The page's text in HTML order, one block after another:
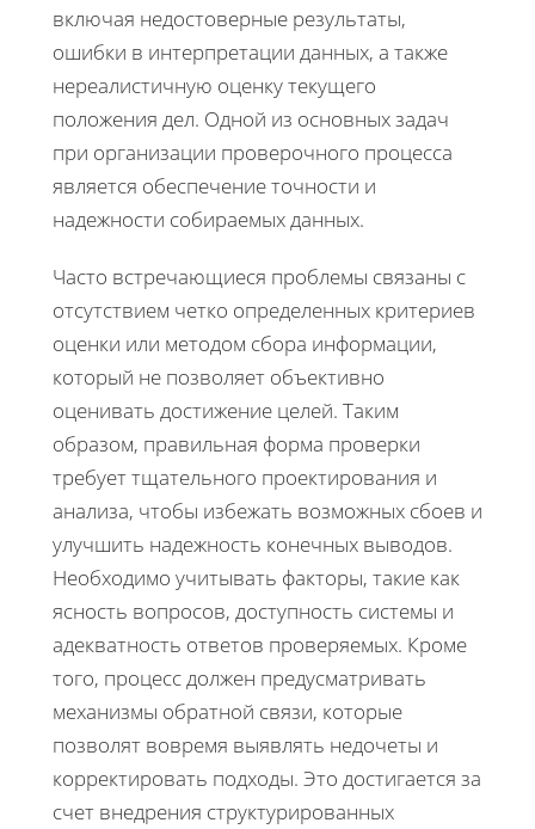
включая недостоверные результаты,
ошибки в интерпретации данных, а также
нереалистичную оценку текущего
положения дел. Одной из основных задач
при организации проверочного процесса
является обеспечение точности и
надежности собираемых данных.
Часто встречающиеся проблемы связаны с
отсутствием четко определенных критериев
оценки или методом сбора информации,
который не позволяет объективно
оценивать достижение целей. Таким
образом, правильная форма проверки
требует тщательного проектирования и
анализа, чтобы избежать возможных сбоев и
улучшить надежность конечных выводов.
Необходимо учитывать факторы, такие как
ясность вопросов, доступность системы и
адекватность ответов проверяемых. Кроме
того, процесс должен предусматривать
механизмы обратной связи, которые
позволят вовремя выявлять недочеты и
корректировать подходы. Это достигается за
счет внедрения структурированных